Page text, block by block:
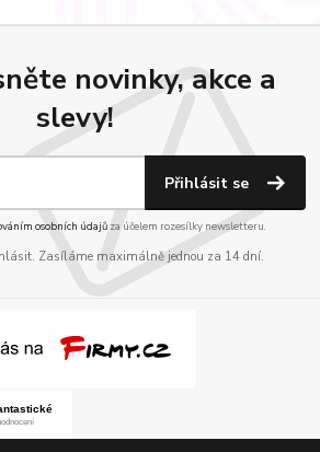
novinky, akce a
slevy!
Přihlásit se
osobních údajůza účelem rozesílky newsletteru.
Zasíláme maximálně jednou za 14 dní.